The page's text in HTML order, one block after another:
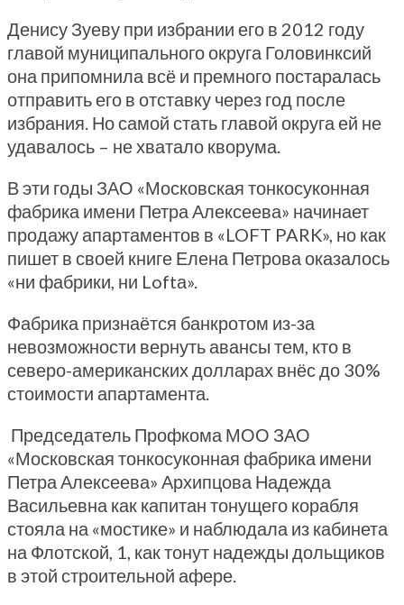
Денису Зуеву при избрании его в 2012 году
главой муниципального округа Головинксий
она припомнила всё и премного постаралась
отправить его в отставку через год после
избрания. Но самой стать главой округа ей не
удавалось – не хватало кворума.
В эти годы ЗАО «Московская тонкосуконная
фабрика имени Петра Алексеева» начинает
продажу апартаментов в «LOFT PARK», но как
пишет в своей книге Елена Петрова оказалось
«ни фабрики, ни Loftа».
Фабрика признаётся банкротом из-за
невозможности вернуть авансы тем, кто в
северо-американских долларах внёс до 30%
стоимости апартамента.
Председатель Профкома МОО ЗАО
«Московская тонкосуконная фабрика имени
Петра Алексеева» Архипцова Надежда
Васильевна как капитан тонущего корабля
стояла на «мостике» и наблюдала из кабинета
на Флотской, 1, как тонут надежды дольщиков
в этой строительной афере.